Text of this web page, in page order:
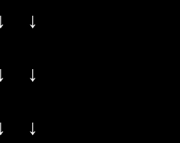
↓
↓
↓